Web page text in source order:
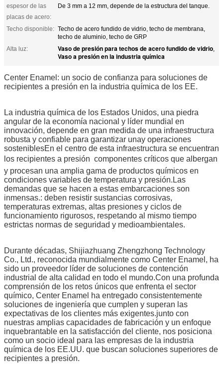
espesor de las
placas de acero:
De 3 mm a 12 mm, depende de la estructura del tanque.
Techo disponible: Techo de acero fundido de vidrio, techo de membrana,
techo de aluminio, techo de GRP
Alta luz:
Vaso de presión para techos de acero fundido de vidrio,
Vaso a presión en la industria química
Center Enamel: un socio de confianza para soluciones de
recipientes a presión en la industria química de los EE.
La industria química de los Estados Unidos, una piedra
angular de la economía nacional y líder mundial en
innovación, depende en gran medida de una infraestructura
robusta y confiable para garantizar unay operaciones
sosteniblesEn el centro de esta infraestructura se encuentran
los recipientes a presión  componentes críticos que albergan
y procesan una amplia gama de productos químicos en
condiciones variables de temperatura y presión.Las
demandas que se hacen a estas embarcaciones son
inmensas.: deben resistir sustancias corrosivas,
temperaturas extremas, altas presiones y ciclos de
funcionamiento rigurosos, respetando al mismo tiempo
estrictas normas de seguridad y medioambientales.
Durante décadas, Shijiazhuang Zhengzhong Technology
Co., Ltd., reconocida mundialmente como Center Enamel, ha
sido un proveedor líder de soluciones de contención
industrial de alta calidad en todo el mundo.Con una profunda
comprensión de los retos únicos que enfrenta el sector
químico, Center Enamel ha entregado consistentemente
soluciones de ingeniería que cumplen y superan las
expectativas de los clientes más exigentes.junto con
nuestras amplias capacidades de fabricación y un enfoque
inquebrantable en la satisfacción del cliente, nos posiciona
como un socio ideal para las empresas de la industria
química de los EE.UU. que buscan soluciones superiores de
recipientes a presión.